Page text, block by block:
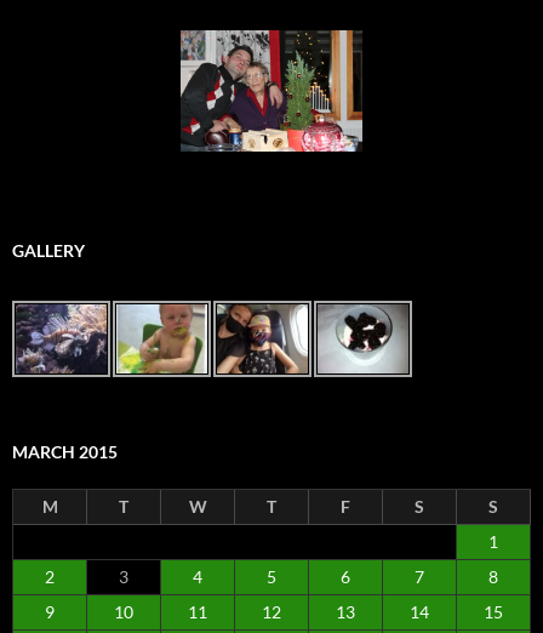
GALLERY
MARCH 2015
M T W T F S
S
1
2
3 4 5 6 7
8
9
10 11 12 13 14 15